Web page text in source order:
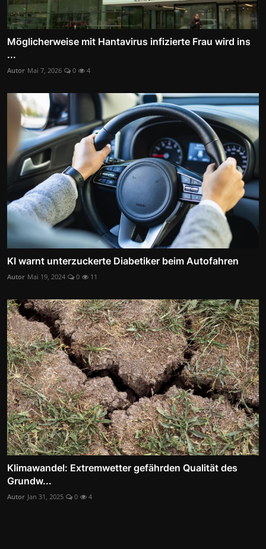
Möglicherweise mit Hantavirus infizierte Frau wird ins
...
Autor Mai 7, 2026 0 4
KI warnt unterzuckerte Diabetiker beim Autofahren
Autor Mai 19, 2024 0 11
Klimawandel: Extremwetter gefährden Qualität des
Grundw...
Autor Jan 31, 2025 0 4